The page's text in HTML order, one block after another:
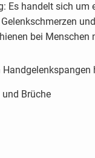
Es handelt sich
bei
Brüche